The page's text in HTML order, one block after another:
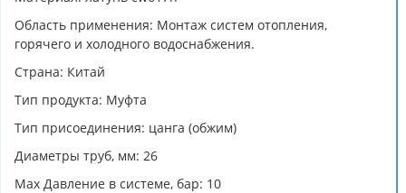
Область применения: Монтаж систем отопления,
горячего и холодного водоснабжения.
Страна: Китай
Тип продукта: Муфта
Тип присоединения: цанга (обжим)
Диаметры труб, мм: 26
Max Давление в системе, бар: 10